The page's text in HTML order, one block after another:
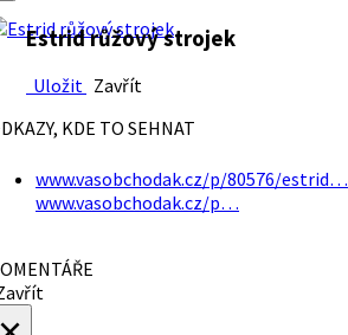
Estrid růžový strojek
Uložit Zavřít
KDE TO SEHNAT
www.vasobchodak.cz/p/80576/estrid…
www.vasobchodak.cz/p…